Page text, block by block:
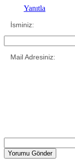
Yanıtla
İsminiz:
Mail Adresiniz: